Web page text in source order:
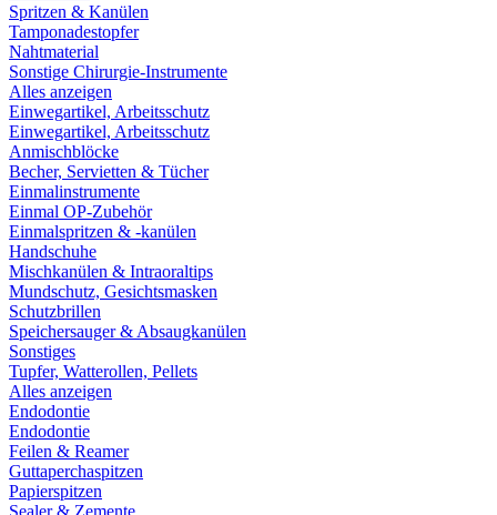
Spritzen & Kanülen
Tamponadestopfer
Nahtmaterial
Sonstige Chirurgie-Instrumente
Alles anzeigen
Einwegartikel, Arbeitsschutz
Einwegartikel, Arbeitsschutz
Anmischblöcke
Becher, Servietten & Tücher
Einmalinstrumente
Einmal OP-Zubehör
Einmalspritzen & -kanülen
Handschuhe
Mischkanülen & Intraoraltips
Mundschutz, Gesichtsmasken
Schutzbrillen
Speichersauger & Absaugkanülen
Sonstiges
Tupfer, Watterollen, Pellets
Alles anzeigen
Endodontie
Endodontie
Feilen & Reamer
Guttaperchaspitzen
Papierspitzen
Sealer & Zemente